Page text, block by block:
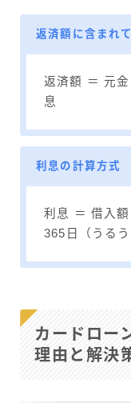
返済額に含まれ
返済額 ＝ 元
息
利息の計算方式
利息 ＝ 借入
365日（うるう
カードロー
理由と解決